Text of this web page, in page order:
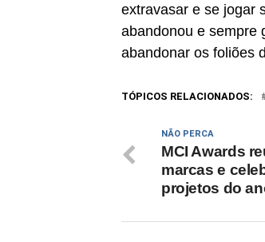
extravasar e se jogar
abandonou e sempre
abandonar os foliões
TÓPICOS RELACIONADOS:
NÃO PERCA
MCI Awards
marcas e
projetos do